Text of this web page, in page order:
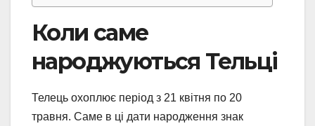
Коли саме
народжуються Тельці
Телець охоплює період з 21 квітня по 20
травня. Саме в ці дати народження знак